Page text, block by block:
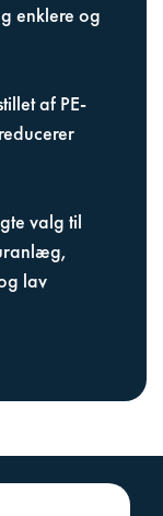
enklere og
af PE-
valg til
lav